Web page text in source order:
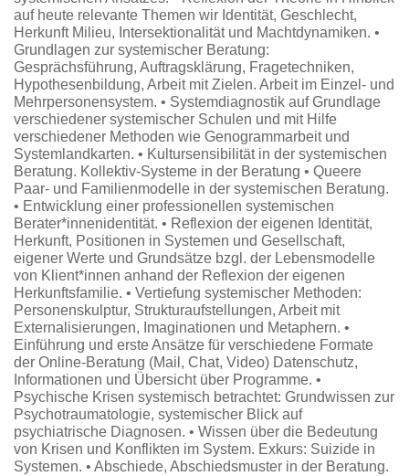
auf heute relevante Themen wir Identität, Geschlecht,
Herkunft Milieu, Intersektionalität und Machtdynamiken. •
Grundlagen zur systemischer Beratung:
Gesprächsführung, Auftragsklärung, Fragetechniken,
Hypothesenbildung, Arbeit mit Zielen. Arbeit im Einzel- und
Mehrpersonensystem. • Systemdiagnostik auf Grundlage
verschiedener systemischer Schulen und mit Hilfe
verschiedener Methoden wie Genogrammarbeit und
Systemlandkarten. • Kultursensibilität in der systemischen
Beratung. Kollektiv-Systeme in der Beratung • Queere
Paar- und Familienmodelle in der systemischen Beratung.
• Entwicklung einer professionellen systemischen
Berater*innenidentität. • Reflexion der eigenen Identität,
Herkunft, Positionen in Systemen und Gesellschaft,
eigener Werte und Grundsätze bzgl. der Lebensmodelle
von Klient*innen anhand der Reflexion der eigenen
Herkunftsfamilie. • Vertiefung systemischer Methoden:
Personenskulptur, Strukturaufstellungen, Arbeit mit
Externalisierungen, Imaginationen und Metaphern. •
Einführung und erste Ansätze für verschiedene Formate
der Online-Beratung (Mail, Chat, Video) Datenschutz,
Informationen und Übersicht über Programme. •
Psychische Krisen systemisch betrachtet: Grundwissen zur
Psychotraumatologie, systemischer Blick auf
psychiatrische Diagnosen. • Wissen über die Bedeutung
von Krisen und Konflikten im System. Exkurs: Suizide in
Systemen. • Abschiede, Abschiedsmuster in der Beratung.